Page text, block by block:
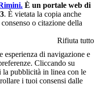
È un portale web di
. È vietata la copia anche
o citazione della
Rifiuta tutto
di navigazione e
Cliccando su
la pubblicità in linea con le
i tuoi consensi dalle